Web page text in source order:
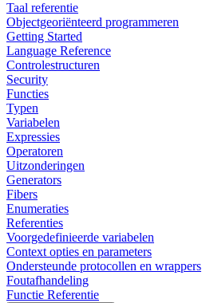
Taal referentie
Objectgeoriënteerd programmeren
Getting Started
Language Reference
Controlestructuren
Security
Functies
Typen
Variabelen
Expressies
Operatoren
Uitzonderingen
Generators
Fibers
Enumeraties
Referenties
Voorgedefinieerde variabelen
Context opties en parameters
Ondersteunde protocollen en wrappers
Foutafhandeling
Functie Referentie